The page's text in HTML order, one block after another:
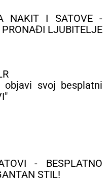
NAKIT I SATOVE -
LJUBITELJE
svoj besplatni
- BESPLATNO
STIL!